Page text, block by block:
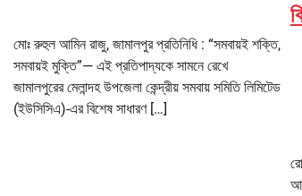
মোঃ রুহুল আমিন রাজু, জামালপুর প্রতিনিধি : “সমবায়ই শক্তি,
সমবায়ই মুক্তি”— এই প্রতিপাদ্যকে সামনে রেখে
জামালপুরের মেলান্দহ উপজেলা কেন্দ্রীয় সমবায় সমিতি লিমিটেড
(ইউসিসিএ)-এর বিশেষ সাধারণ […]